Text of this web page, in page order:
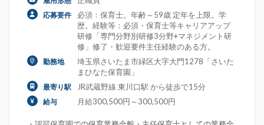
応募要件
必須：保育士。年齢～59歳 定年を上限。学
歴。経験等：必須・保育士等キャリアアップ
研修「専門分野別研修3分野+マネジメント研
修」修了・歓迎要件主任経験のある方。
勤務地
埼玉県さいたま市緑区大字大門1278「さいた
まひなた保育園」
最寄り駅 JR武蔵野線 東川口駅 から徒歩で15分
給与 月給300,500円～300,500円